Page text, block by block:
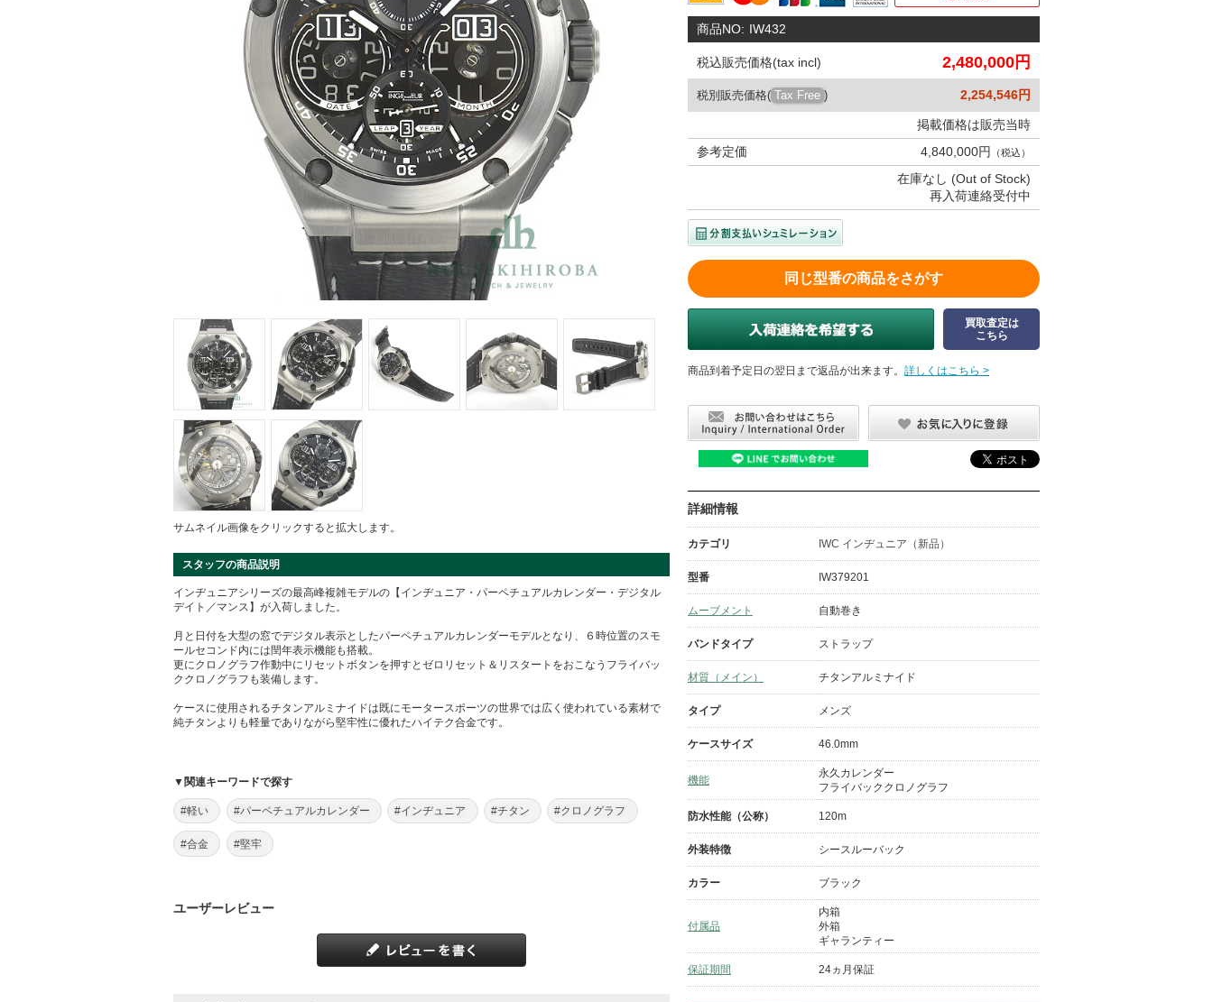
サムネイル画像をクリックすると拡大します。
スタッフの商品説明
インヂュニアシリーズの最高峰複雑モデルの【インヂュニア・パーペチュアルカレンダー・デジタル
デイト／マンス】が入荷しました。
月と日付を大型の窓でデジタル表示としたパーペチュアルカレンダーモデルとなり、６時位置のスモ
ールセコンド内には閏年表示機能も搭載。
更にクロノグラフ作動中にリセットボタンを押すとゼロリセット＆リスタートをおこなうフライバッ
ククロノグラフも装備します。
ケースに使用されるチタンアルミナイドは既にモータースポーツの世界では広く使われている素材で
純チタンよりも軽量でありながら堅牢性に優れたハイテク合金です。
▼関連キーワードで探す
#軽い #パーペチュアルカレンダー #インヂュニア #チタン #クロノグラフ
#合金 #堅牢
ユーザーレビュー
商品NO: IW432
税込販売価格(tax incl) 2,480,000円
税別販売価格( Tax Free ) 2,254,546円
掲載価格は販売当時
参考定価
4,840,000円 （税込）
在庫なし (Out of Stock)
再入荷連絡受付中
同じ型番の商品をさがす
買取査定は
こちら
商品到着予定日の翌日まで返品が出来ます。 詳しくはこちら >
詳細情報
カテゴリ IWC インヂュニア（新品）
型番 IW379201
ムーブメント 自動巻き
バンドタイプ ストラップ
材質（メイン） チタンアルミナイド
タイプ メンズ
ケースサイズ 46.0mm
機能
永久カレンダー
フライバッククロノグラフ
防水性能（公称） 120m
外装特徴 シースルーバック
カラー ブラック
付属品
内箱
外箱
ギャランティー
保証期間 24ヵ月保証